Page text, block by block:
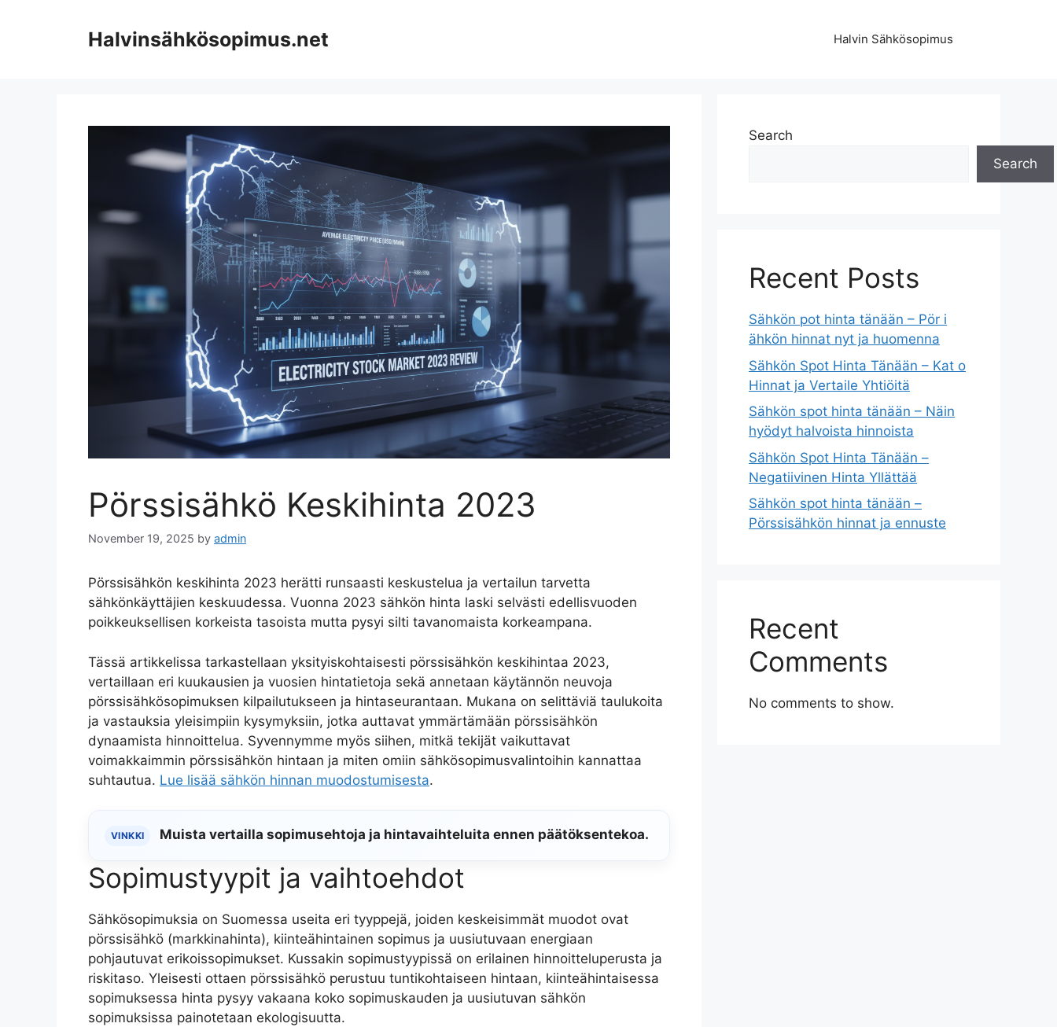
Halvinsähkösopimus.net Halvin Sähkösopimus
Pörssisähkö Keskihinta 2023
November 19, 2025 by admin
Pörssisähkön keskihinta 2023 herätti runsaasti keskustelua ja vertailun tarvetta
sähkönkäyttäjien keskuudessa. Vuonna 2023 sähkön hinta laski selvästi edellisvuoden
poikkeuksellisen korkeista tasoista mutta pysyi silti tavanomaista korkeampana.
Tässä artikkelissa tarkastellaan yksityiskohtaisesti pörssisähkön keskihintaa 2023,
vertaillaan eri kuukausien ja vuosien hintatietoja sekä annetaan käytännön neuvoja
pörssisähkösopimuksen kilpailutukseen ja hintaseurantaan. Mukana on selittäviä taulukoita
ja vastauksia yleisimpiin kysymyksiin, jotka auttavat ymmärtämään pörssisähkön
dynaamista hinnoittelua. Syvennymme myös siihen, mitkä tekijät vaikuttavat
voimakkaimmin pörssisähkön hintaan ja miten omiin sähkösopimusvalintoihin kannattaa
suhtautua. Lue lisää sähkön hinnan muodostumisesta.
VINKKI Muista vertailla sopimusehtoja ja hintavaihteluita ennen päätöksentekoa.
Sopimustyypit ja vaihtoehdot
Sähkösopimuksia on Suomessa useita eri tyyppejä, joiden keskeisimmät muodot ovat
pörssisähkö (markkinahinta), kiinteähintainen sopimus ja uusiutuvaan energiaan
pohjautuvat erikoissopimukset. Kussakin sopimustyypissä on erilainen hinnoitteluperusta ja
riskitaso. Yleisesti ottaen pörssisähkö perustuu tuntikohtaiseen hintaan, kiinteähintaisessa
sopimuksessa hinta pysyy vakaana koko sopimuskauden ja uusiutuvan sähkön
sopimuksissa painotetaan ekologisuutta.
Search
Search
Recent Posts
Sähkön pot hinta tänään – Pör i
ähkön hinnat nyt ja huomenna
Sähkön Spot Hinta Tänään – Kat o
Hinnat ja Vertaile Yhtiöitä
Sähkön spot hinta tänään – Näin
hyödyt halvoista hinnoista
Sähkön Spot Hinta Tänään –
Negatiivinen Hinta Yllättää
Sähkön spot hinta tänään –
Pörssisähkön hinnat ja ennuste
Recent
Comments
No comments to show.